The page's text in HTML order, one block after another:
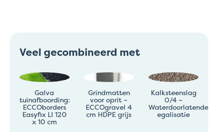
Veel gecombineerd met
Galva
tuinafboording:
ECCOborders
Easyfix LI 120
x 10 cm
Grindmatten
voor oprit –
ECCOgravel 4
cm HDPE grijs
Kalksteenslag
0/4 –
Waterdoorlatende
egalisatie